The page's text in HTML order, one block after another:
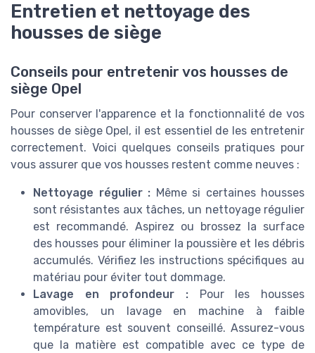
Entretien et nettoyage des
housses de siège
Conseils pour entretenir vos housses de
siège Opel
Pour conserver l'apparence et la fonctionnalité de vos
housses de siège Opel, il est essentiel de les entretenir
correctement. Voici quelques conseils pratiques pour
vous assurer que vos housses restent comme neuves :
Nettoyage régulier : Même si certaines housses
sont résistantes aux tâches, un nettoyage régulier
est recommandé. Aspirez ou brossez la surface
des housses pour éliminer la poussière et les débris
accumulés. Vérifiez les instructions spécifiques au
matériau pour éviter tout dommage.
Lavage en profondeur : Pour les housses
amovibles, un lavage en machine à faible
température est souvent conseillé. Assurez-vous
que la matière est compatible avec ce type de